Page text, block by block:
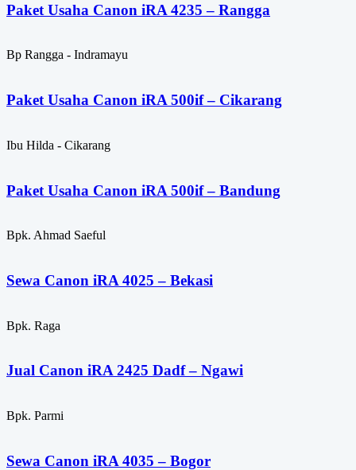
Paket Usaha Canon iRA 4235 – Rangga
Bp Rangga - Indramayu
Paket Usaha Canon iRA 500if – Cikarang
Ibu Hilda - Cikarang
Paket Usaha Canon iRA 500if – Bandung
Bpk. Ahmad Saeful
Sewa Canon iRA 4025 – Bekasi
Bpk. Raga
Jual Canon iRA 2425 Dadf – Ngawi
Bpk. Parmi
Sewa Canon iRA 4035 – Bogor